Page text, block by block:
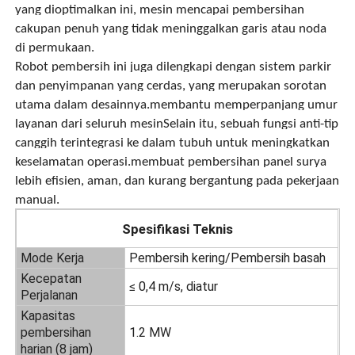
Tentang kita
Wisata pabrik
Kontrol kualitas
Hubungi kami
Berita
Semua Kasus
Quote request suatu
yang dioptimalkan ini, mesin mencapai pembersihan
cakupan penuh yang tidak meninggalkan garis atau noda
di permukaan.
Robot pembersih ini juga dilengkapi dengan sistem parkir
dan penyimpanan yang cerdas, yang merupakan sorotan
utama dalam desainnya.membantu memperpanjang umur
layanan dari seluruh mesinSelain itu, sebuah fungsi anti-tip
canggih terintegrasi ke dalam tubuh untuk meningkatkan
keselamatan operasi.membuat pembersihan panel surya
lebih efisien, aman, dan kurang bergantung pada pekerjaan
manual.
Spesifikasi Teknis
Mode Kerja
Pembersih kering/Pembersih basah
Kecepatan
Perjalanan
≤ 0,4 m/s, diatur
Kapasitas
pembersihan
harian (8 jam)
1.2 MW